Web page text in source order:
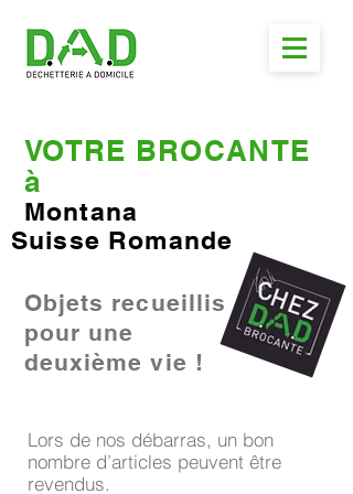
VOTRE BROCANTE
à
Montana
Suisse Romande
Objets recueillis
pour une
deuxième vie !
Lors de nos débarras, un bon
nombre d’articles peuvent être
revendus.